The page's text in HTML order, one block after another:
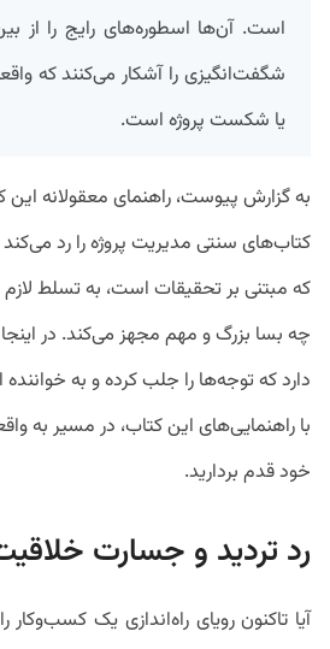
است. آن‌ها اسطوره‌های رایج را از
شگفت‌انگیزی را آشکار می‌کنند که
یا شکست پروژه است.
به گزارش پیوست، راهنمای معقولانه
کتاب‌های سنتی مدیریت پروژه را رد می‌کند
که مبتنی بر تحقیقات است، به تسلط لازم
چه بسا بزرگ و مهم مجهز می‌کند. در
دارد که توجه‌ها را جلب کرده و به
با راهنمایی‌های این کتاب، در مسیر به
خود قدم بردارید.
رد تردید و جسارت
آیا تاکنون رویای راه‌اندازی یک کسب‌وکار